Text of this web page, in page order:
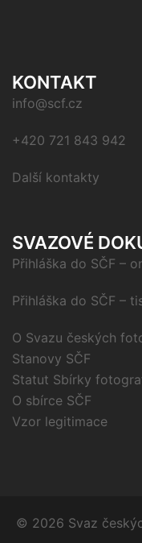
KONTAKT
info@scf.cz
+420 721 843 942
Další kontakty
SVAZOVÉ
Přihláška do SČF –
Přihláška do SČF –
O Svazu českých
Stanovy SČF
Statut Sbírky
O sbírce SČF
Vzor legitimace
© 2026 Svaz